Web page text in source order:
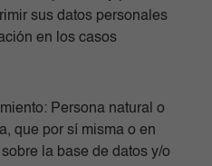
sus datos personales
en los casos
Persona natural o
que por sí misma o en
la base de datos y/o